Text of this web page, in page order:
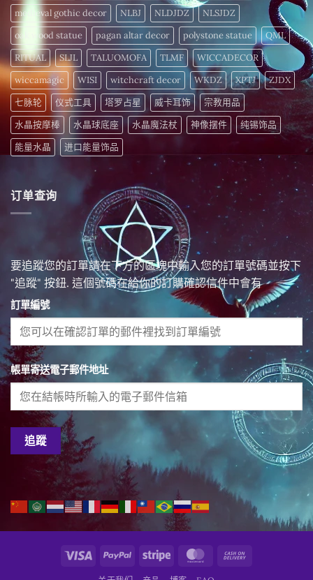
medieval gothic decor
NLBJ NLDJDZ
NLSJDZ
oak wood statue
pagan altar decor polystone statue
QML
RITUAL
SLJL TALUOMOFA TLMF
WICCADECOR
wiccamagic
WISI witchcraft decor WKDZ XPTJ
ZJDX
七脉轮
仪式工具 塔罗占星 威卡耳饰
宗教用品
水晶按摩棒
水晶球底座 水晶魔法杖 神像摆件
纯锡饰品
能量水晶
进口能量饰品
订单查询
要追蹤您的訂單請在下方的區塊中輸入您的訂單號碼並按下
"追蹤" 按鈕. 這個號碼在給你的訂購確認信件中會有
訂單編號
帳單寄送電子郵件地址
追蹤
Visa PayPal Stripe MasterCard